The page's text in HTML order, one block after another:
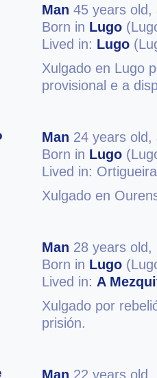
Man 45 years old,
Born in Lugo
Lived in: Lugo
Xulgado en Lugo
provisional e a
Man 24 years old,
Born in Lugo
Lived in:
Xulgado en
Man 28 years old,
Born in Lugo
Lived in: A
Xulgado por
prisión.
Man 22 years old